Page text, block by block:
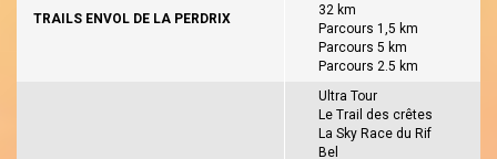
TRAILS ENVOL DE LA PERDRIX
32 km
Parcours 1,5 km
Parcours 5 km
Parcours 2.5 km
Ultra Tour
Le Trail des crêtes
La Sky Race du Rif
Bel